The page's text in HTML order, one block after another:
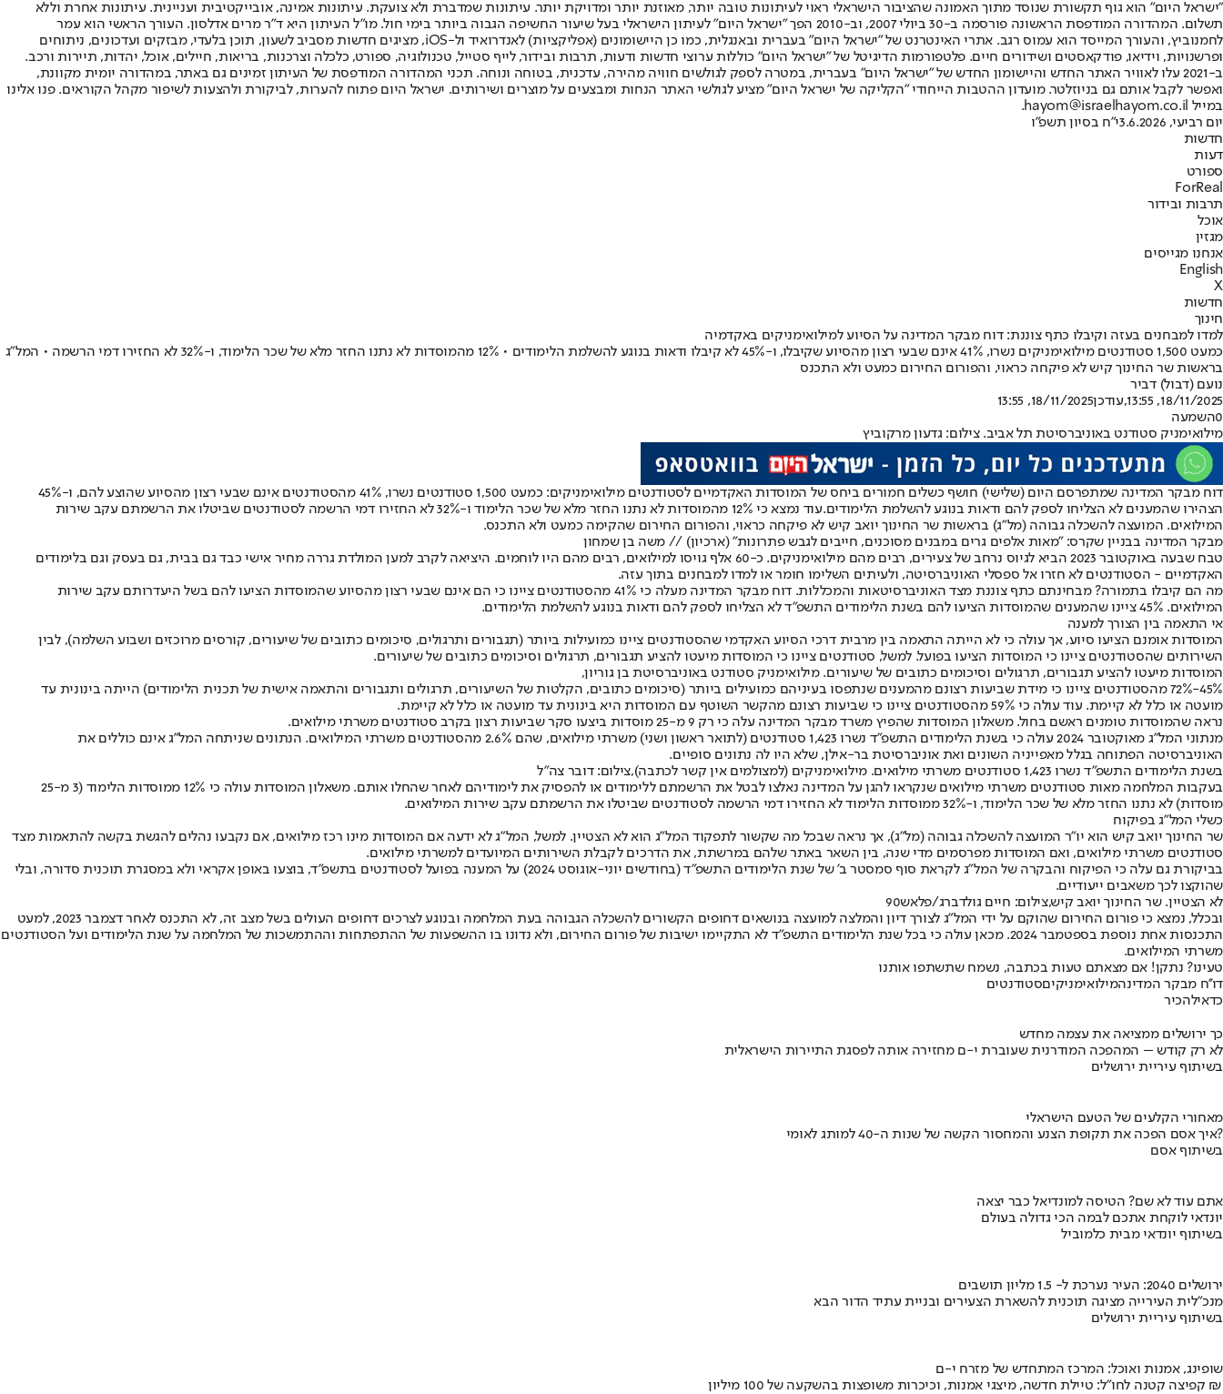
"ישראל היום" הוא גוף תקשורת שנוסד מתוך האמונה שהציבור הישראלי ראוי לעיתונות טובה יותר, מאוזנת יותר ומדויקת יותר. עיתונות שמדברת ולא צועקת. עיתונות אמינה, אובייקטיבית ועניינית. עיתונות אחרת וללא
תשלום. המהדורה המודפסת הראשונה פורסמה ב-30 ביולי 2007, וב-2010 הפך "ישראל היום" לעיתון הישראלי בעל שיעור החשיפה הגבוה ביותר בימי חול. מו"ל העיתון היא ד"ר מרים אדלסון. העורך הראשי הוא עמר
לחמנוביץ, והעורך המייסד הוא עמוס רגב. אתרי האינטרנט של "ישראל היום" בעברית ובאנגלית, כמו כן היישומונים (אפליקציות) לאנדרואיד ול-iOS, מציגים חדשות מסביב לשעון, תוכן בלעדי, מבזקים ועדכונים, ניתוחים
ופרשנויות, וידיאו, פודקאסטים ושידורים חיים. פלטפורמות הדיגיטל של "ישראל היום" כוללות ערוצי חדשות ודעות, תרבות ובידור, לייף סטייל, טכנולוגיה, ספורט, כלכלה וצרכנות, בריאות, חיילים, אוכל, יהדות, תיירות ורכב.
ב-2021 עלו לאוויר האתר החדש והיישומון החדש של "ישראל היום" בעברית, במטרה לספק לגולשים חוויה מהירה, עדכנית, בטוחה ונוחה. תכני המהדורה המודפסת של העיתון זמינים גם באתר, במהדורה יומית מקוונת,
ואפשר לקבל אותם גם בניוזלטר. מועדון ההטבות הייחודי "הקליקה של ישראל היום" מציע לגולשי האתר הנחות ומבצעים על מוצרים ושירותים. ישראל היום פתוח להערות, לביקורת ולהצעות לשיפור מקהל הקוראים. פנו אלינו
במייל hayom@israelhayom.co.il.
יום רביעי, 3.6.2026
י"ח בסיון תשפ"ו
חדשות
דעות
ספורט
ForReal
תרבות ובידור
אוכל
מגזין
אנחנו מגייסים
English
X
חדשות
חינוך
למדו למבחנים בעזה וקיבלו כתף צוננת: דוח מבקר המדינה על הסיוע למילואימניקים באקדמיה
כמעט 1,500 סטודנטים מילואימניקים נשרו, 41% אינם שבעי רצון מהסיוע שקיבלו, ו-45% לא קיבלו ודאות בנוגע להשלמת הלימודים • 12% מהמוסדות לא נתנו החזר מלא של שכר הלימוד, ו-32% לא החזירו דמי הרשמה • המל"ג
בראשות שר החינוך קיש לא פיקחה כראוי, והפורום החירום כמעט ולא התכנס
נועם (דבול) דביר
18/11/2025, 13:55
,עודכן18/11/2025, 13:55
0השמעה
מילואימניק סטודנט באוניברסיטת תל אביב. צילום: גדעון מרקוביץ
דוח מבקר המדינה שמתפרסם היום (שלישי) חושף כשלים חמורים ביחס של המוסדות האקדמיים לסטודנטים מילואימניקים: כמעט 1,500 סטודנטים נשרו, 41% מהסטודנטים אינם שבעי רצון מהסיוע שהוצע להם, ו-45%
הצהירו שהמענים לא הצליחו לספק להם ודאות בנוגע להשלמת הלימודים.
עוד נמצא כי 12% מהמוסדות לא נתנו החזר מלא של שכר הלימוד ו-32% לא החזירו דמי הרשמה לסטודנטים שביטלו את הרשמתם עקב שירות
המילואים. המועצה להשכלה גבוהה (מל"ג) בראשות שר החינוך יואב קיש לא פיקחה כראוי, והפורום החירום שהקימה כמעט ולא התכנס.
מבקר המדינה בבניין שקרס: "מאות אלפים גרים במבנים מסוכנים, חייבים לגבש פתרונות" (ארכיון) // משה בן שמחון
טבח שבעה באוקטובר 2023 הביא לגיוס נרחב של צעירים, רבים מהם מילואימניקים. כ-60 אלף גויסו למילואים, רבים מהם היו לוחמים. היציאה לקרב למען המולדת גררה מחיר אישי כבד גם בבית, גם בעסק וגם בלימודים
האקדמיים - הסטודנטים לא חזרו אל ספסלי האוניברסיטה, ולעיתים השלימו חומר או למדו למבחנים בתוך עזה.
מה הם קיבלו בתמורה? מבחינתם כתף צוננת מצד האוניברסיטאות והמכללות. דוח מבקר המדינה מעלה כי 41% מהסטודנטים ציינו כי הם אינם שבעי רצון מהסיוע שהמוסדות הציעו להם בשל היעדרותם עקב שירות
המילואים. 45% ציינו שהמענים שהמוסדות הציעו להם בשנת הלימודים התשפ"ד לא הצליחו לספק להם ודאות בנוגע להשלמת הלימודים.
אי התאמה בין הצורך למענה
המוסדות אומנם הציעו סיוע, אך עולה כי לא הייתה התאמה בין מרבית דרכי הסיוע האקדמי שהסטודנטים ציינו כמועילות ביותר (תגבורים ותרגולים, סיכומים כתובים של שיעורים, קורסים מרוכזים ושבוע השלמה), לבין
השירותים שהסטודנטים ציינו כי המוסדות הציעו בפועל. למשל, סטודנטים ציינו כי המוסדות מיעטו להציע תגבורים, תרגולים וסיכומים כתובים של שיעורים.
המוסדות מיעטו להציע תגבורים, תרגולים וסיכומים כתובים של שיעורים. מילואימניק סטודנט באוניברסיטת בן גוריון,
45%-72% מהסטודנטים ציינו כי מידת שביעות רצונם מהמענים שנתפסו בעיניהם כמועילים ביותר (סיכומים כתובים, הקלטות של השיעורים, תרגולים ותגבורים והתאמה אישית של תכנית הלימודים) הייתה בינונית עד
מועטה או כלל לא קיימת. עוד עולה כי 59% מהסטודנטים ציינו כי שביעות רצונם מהקשר השוטף עם המוסדות היא בינונית עד מועטה או כלל לא קיימת.
נראה שהמוסדות טומנים ראשם בחול. משאלון המוסדות שהפיץ משרד מבקר המדינה עלה כי רק 9 מ-25 מוסדות ביצעו סקר שביעות רצון בקרב סטודנטים משרתי מילואים.
מנתוני המל"ג מאוקטובר 2024 עולה כי בשנת הלימודים התשפ"ד נשרו 1,423 סטודנטים (לתואר ראשון ושני) משרתי מילואים, שהם 2.6% מהסטודנטים משרתי המילואים. הנתונים שניתחה המל"ג אינם כוללים את
האוניברסיטה הפתוחה בגלל מאפייניה השונים ואת אוניברסיטת בר-אילן, שלא היו לה נתונים סופיים.
בשנת הלימודים התשפ"ד נשרו 1,423 סטודנטים משרתי מילואים. מילואימניקים (למצולמים אין קשר לכתבה),צילום: דובר צה"ל
בעקבות המלחמה מאות סטודנטים משרתי מילואים שנקראו להגן על המדינה נאלצו לבטל את הרשמתם ללימודים או להפסיק את לימודיהם לאחר שהחלו אותם. משאלון המוסדות עולה כי 12% ממוסדות הלימוד (3 מ-25
מוסדות) לא נתנו החזר מלא של שכר הלימוד, ו-32% ממוסדות הלימוד לא החזירו דמי הרשמה לסטודנטים שביטלו את הרשמתם עקב שירות המילואים.
כשלי המל"ג בפיקוח
שר החינוך יואב קיש הוא יו"ר המועצה להשכלה גבוהה (מל"ג), אך נראה שבכל מה שקשור לתפקוד המל"ג הוא לא הצטיין. למשל, המל"ג לא ידעה אם המוסדות מינו רכז מילואים, אם נקבעו נהלים להגשת בקשה להתאמות מצד
סטודנטים משרתי מילואים, ואם המוסדות מפרסמים מדי שנה, בין השאר באתר שלהם במרשתת, את הדרכים לקבלת השירותים המיועדים למשרתי מילואים.
בביקורת גם עלה כי הפיקוח והבקרה של המל"ג לקראת סוף סמסטר ב' של שנת הלימודים התשפ"ד (בחודשים יוני-אוגוסט 2024) על המענה בפועל לסטודנטים בתשפ"ד, בוצעו באופן אקראי ולא במסגרת תוכנית סדורה, ובלי
שהוקצו לכך משאבים ייעודיים.
לא הצטיין. שר החינוך יואב קיש,צילום: חיים גולדברג/פלאש90
ובכלל, נמצא כי פורום החירום שהוקם על ידי המל"ג לצורך דיון והמלצה למועצה בנושאים דחופים הקשורים להשכלה הגבוהה בעת המלחמה ובנוגע לצרכים דחופים העולים בשל מצב זה, לא התכנס לאחר דצמבר 2023, למעט
התכנסות אחת נוספת בספטמבר 2024. מכאן עולה כי בכל שנת הלימודים התשפ"ד לא התקיימו ישיבות של פורום החירום, ולא נדונו בו ההשפעות של ההתפתחות וההתמשכות של המלחמה על שנת הלימודים ועל הסטודנטים
משרתי המילואים.
טעינו? נתקן! אם מצאתם טעות בכתבה, נשמח שתשתפו אותנו
דו''ח מבקר המדינהמילואימניקיםסטודנטים
כדאילהכיר
כך ירושלים ממציאה את עצמה מחדש
לא רק קודש – המהפכה המודרנית שעוברת י-ם מחזירה אותה לפסגת התיירות הישראלית
בשיתוף עיריית ירושלים
מאחורי הקלעים של הטעם הישראלי
איך אסם הפכה את תקופת הצנע והמחסור הקשה של שנות ה-40 למותג לאומי?
בשיתוף אסם
אתם עוד לא שם? הטיסה למונדיאל כבר יצאה
יונדאי לוקחת אתכם לבמה הכי גדולה בעולם
בשיתוף יונדאי מבית כלמוביל
ירושלים 2040: העיר נערכת ל- 1.5 מליון תושבים
מנכ"לית העירייה מציגה תוכנית להשארת הצעירים ובניית עתיד הדור הבא
בשיתוף עיריית ירושלים
שופינג, אמנות ואוכל: המרכז המתחדש של מזרח י-ם
קפיצה קטנה לחו"ל: טיילת חדשה, מיצגי אמנות, וכיכרות משופצות בהשקעה של 100 מיליון ₪